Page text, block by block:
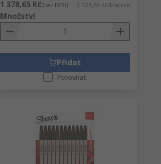
1 378,65 Kč(bez DPH) 1 378,65 Kč/krabice
Množství
Přidat
Porovnat